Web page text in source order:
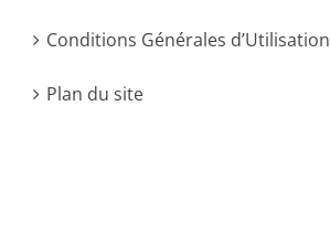
Conditions Générales d’Utilisation
Plan du site